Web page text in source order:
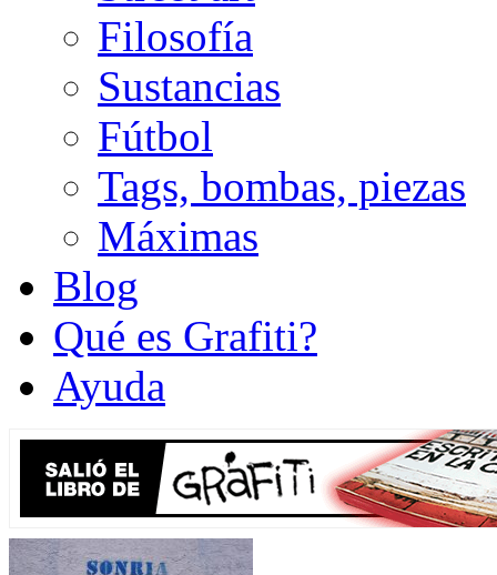
Filosofía
Sustancias
Fútbol
Tags, bombas, piezas
Máximas
Blog
Qué es Grafiti?
Ayuda